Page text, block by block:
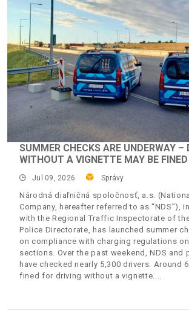
SUMMER CHECKS ARE UNDERWAY –
WITHOUT A VIGNETTE MAY BE FINED
Jul 09, 2026 Správy
Národná diaľničná spoločnosť, a.s.
Company, hereafter referred to as “NDS”),
with the Regional Traffic Inspectorate of
Police Directorate, has launched summer
on compliance with charging regulations
sections. Over the past weekend, NDS
have checked nearly 5,300 drivers. Around
fined for driving without a vignette.